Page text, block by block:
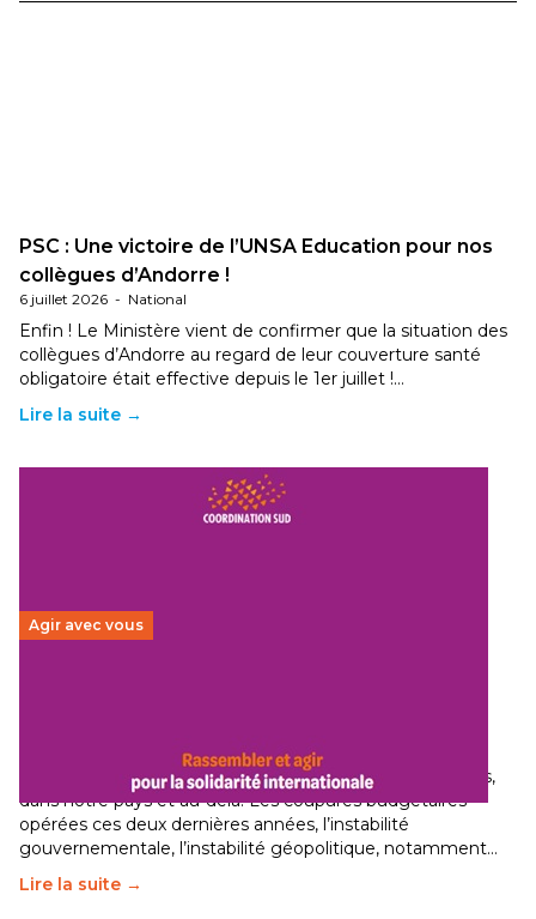
PSC : Une victoire de l’UNSA Education pour nos
collègues d’Andorre !
6 juillet 2026 - National
Enfin ! Le Ministère vient de confirmer que la situation des
collègues d’Andorre au regard de leur couverture santé
obligatoire était effective depuis le 1er juillet !…
Lire la suite →
Agir avec vous
Le secteur humanitaire connaît des difficultés profondes,
dans notre pays et au-delà. Les coupures budgétaires
opérées ces deux dernières années, l’instabilité
gouvernementale, l’instabilité géopolitique, notamment…
Lire la suite →